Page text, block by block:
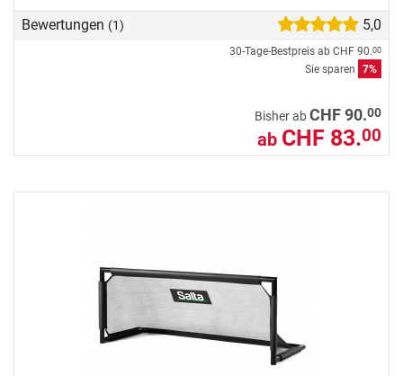
Bewertungen (1) 5,0
30-Tage-Bestpreis ab CHF 90.00
Sie sparen 7%
Bisher abCHF 90.00
ab CHF 83.00